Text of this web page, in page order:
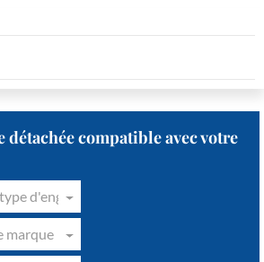
détachée compatible avec votre
d'engin
marque